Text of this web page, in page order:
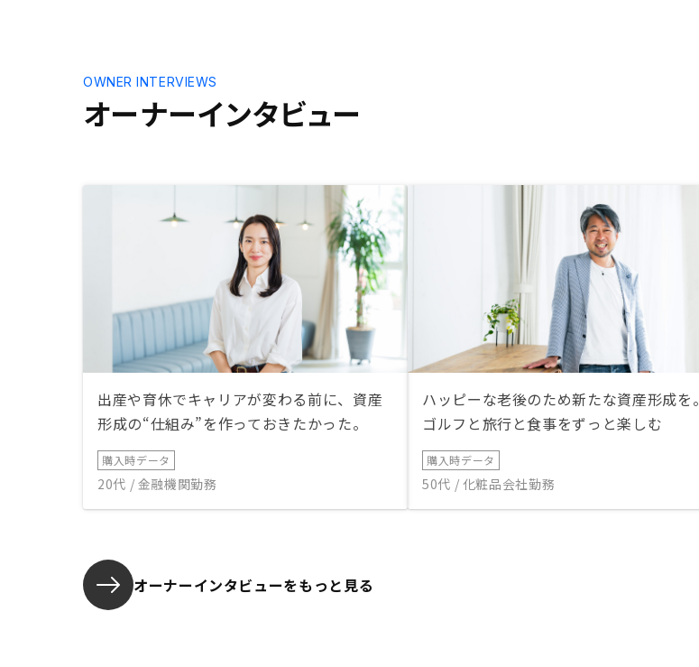
オーナーインタビュー
OWNER INTERVIEWS
出産や育休でキャリアが変わる前に、資産
形成の“仕組み”を作っておきたかった。
購入時データ
20代 / 金融機関勤務
ハッピーな老後のため新たな資産形成を。
ゴルフと旅行と食事をずっと楽しむ
購入時データ
50代 / 化粧品会社勤務
オーナーインタビューをもっと見る